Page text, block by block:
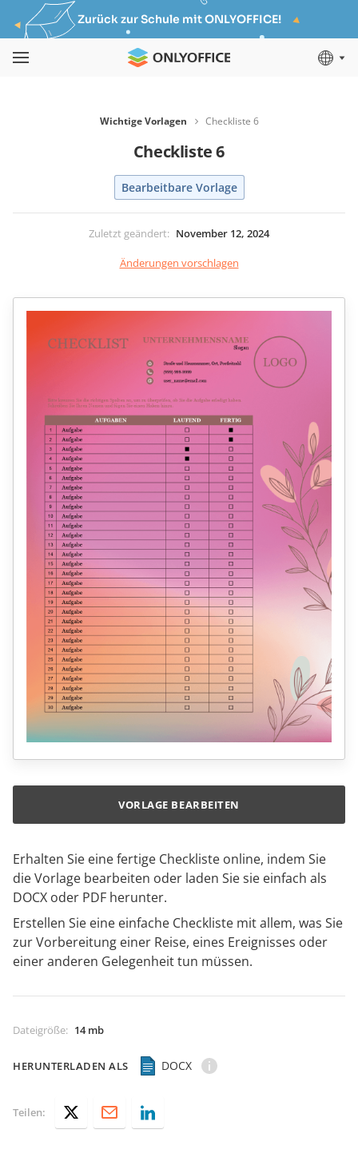
Zurück zur Schule mit ONLYOFFICE!
Wichtige Vorlagen Checkliste 6
Checkliste 6
Bearbeitbare Vorlage
Zuletzt geändert: November 12, 2024
Änderungen vorschlagen
Erhalten Sie eine fertige Checkliste online, indem Sie
die Vorlage bearbeiten oder laden Sie sie einfach als
DOCX oder PDF herunter.
Erstellen Sie eine einfache Checkliste mit allem, was Sie
zur Vorbereitung einer Reise, eines Ereignisses oder
einer anderen Gelegenheit tun müssen.
Dateigröße: 14 mb
HERUNTERLADEN ALS DOCX
VORLAGE BEARBEITEN
Teilen: